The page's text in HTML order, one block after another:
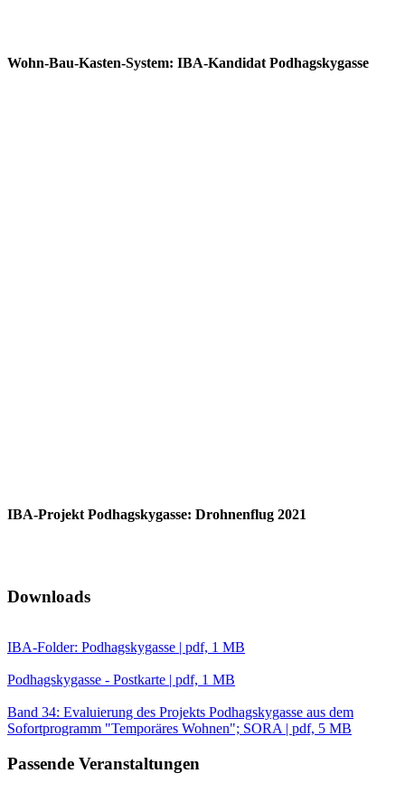
Wohn-Bau-Kasten-System: IBA-Kandidat Podhagskygasse
IBA-Projekt Podhagskygasse: Drohnenflug 2021
Downloads
IBA-Folder: Podhagskygasse | pdf, 1 MB
Podhagskygasse - Postkarte | pdf, 1 MB
Band 34: Evaluierung des Projekts Podhagskygasse aus dem
Sofortprogramm "Temporäres Wohnen"; SORA | pdf, 5 MB
Passende Veranstaltungen